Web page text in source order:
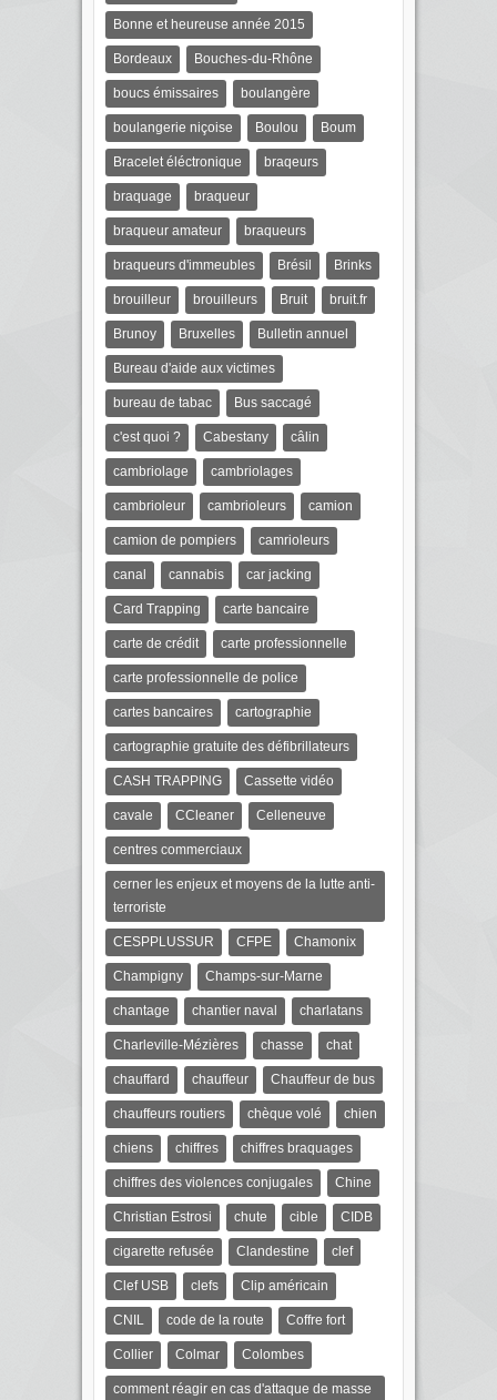
Bonne et heureuse année 2015
Bordeaux Bouches-du-Rhône
boucs émissaires boulangère
boulangerie niçoise Boulou Boum
Bracelet éléctronique braqeurs
braquage braqueur
braqueur amateur braqueurs
braqueurs d'immeubles Brésil Brinks
brouilleur brouilleurs Bruit bruit.fr
Brunoy Bruxelles Bulletin annuel
Bureau d'aide aux victimes
bureau de tabac Bus saccagé
c'est quoi ? Cabestany câlin
cambriolage cambriolages
cambrioleur cambrioleurs camion
camion de pompiers camrioleurs
canal cannabis car jacking
Card Trapping carte bancaire
carte de crédit carte professionnelle
carte professionnelle de police
cartes bancaires cartographie
cartographie gratuite des défibrillateurs
CASH TRAPPING Cassette vidéo
cavale CCleaner Celleneuve
centres commerciaux
cerner les enjeux et moyens de la lutte anti-
terroriste
CESPPLUSSUR CFPE Chamonix
Champigny Champs-sur-Marne
chantage chantier naval charlatans
Charleville-Mézières chasse chat
chauffard chauffeur Chauffeur de bus
chauffeurs routiers chèque volé chien
chiens chiffres chiffres braquages
chiffres des violences conjugales Chine
Christian Estrosi chute cible CIDB
cigarette refusée Clandestine clef
Clef USB clefs Clip américain
CNIL code de la route Coffre fort
Collier Colmar Colombes
comment réagir en cas d'attaque de masse